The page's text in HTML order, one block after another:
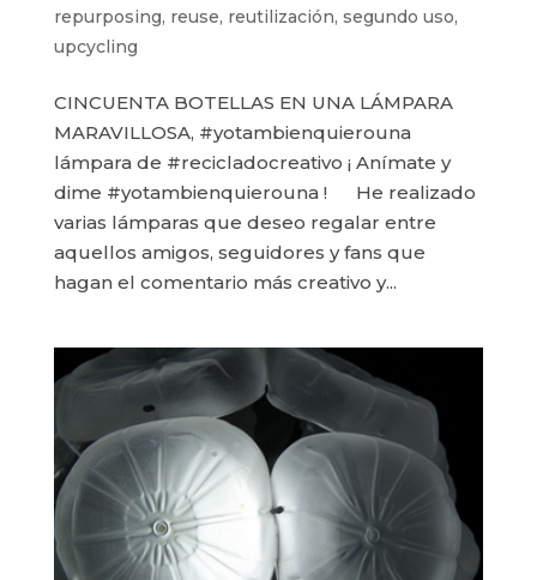
repurposing, reuse, reutilización, segundo uso,
upcycling
CINCUENTA BOTELLAS EN UNA LÁMPARA
MARAVILLOSA, #yotambienquierouna
lámpara de #recicladocreativo ¡ Anímate y
dime #yotambienquierouna ! He realizado
varias lámparas que deseo regalar entre
aquellos amigos, seguidores y fans que
hagan el comentario más creativo y...